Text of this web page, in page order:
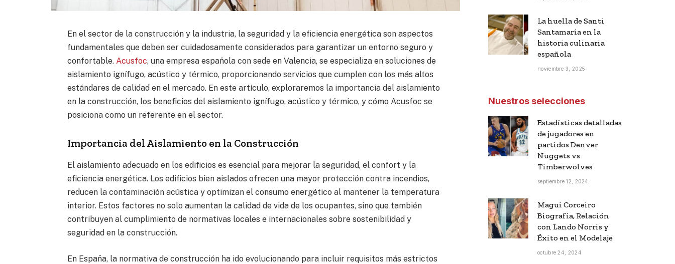
En el sector de la construcción y la industria, la seguridad y la eficiencia energética son aspectos
fundamentales que deben ser cuidadosamente considerados para garantizar un entorno seguro y
confortable.Acusfoc, una empresa española con sede en Valencia, se especializa en soluciones de
aislamiento ignífugo, acústico y térmico, proporcionando servicios que cumplen con los más altos
estándares de calidad en el mercado. En este artículo, exploraremos la importancia del aislamiento
en la construcción, los beneficios del aislamiento ignífugo, acústico y térmico, y cómo Acusfoc se
posiciona como un referente en el sector.
Importancia del Aislamiento en la Construcción
El aislamiento adecuado en los edificios es esencial para mejorar la seguridad, el confort y la
eficiencia energética. Los edificios bien aislados ofrecen una mayor protección contra incendios,
reducen la contaminación acústica y optimizan el consumo energético al mantener la temperatura
interior. Estos factores no solo aumentan la calidad de vida de los ocupantes, sino que también
contribuyen al cumplimiento de normativas locales e internacionales sobre sostenibilidad y
seguridad en la construcción.
En España, la normativa de construcción ha ido evolucionando para incluir requisitos más estrictos
La huella de Santi
Santamaría en la
historia culinaria
española
noviembre 3, 2025
Nuestros selecciones
Estadísticas detalladas
de jugadores en
partidos Denver
Nuggets vs
Timberwolves
septiembre 12, 2024
Magui Corceiro
Biografía, Relación
con Lando Norris y
Éxito en el Modelaje
octubre 24, 2024